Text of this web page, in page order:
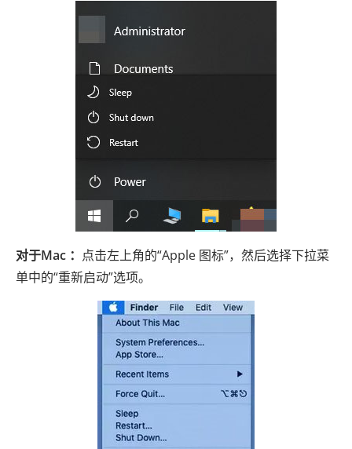
对于Mac ： 点击左上角的“Apple 图标”，然后选择下拉菜
单中的“重新启动”选项。